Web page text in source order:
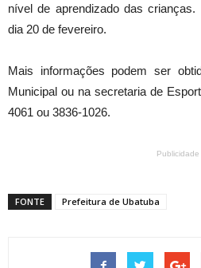
nível de aprendizado das
dia 20 de fevereiro.
Mais informações podem ser
Municipal ou na secretaria de
4061 ou 3836-1026.
Publicidade
FONTE Prefeitura de Ubatuba